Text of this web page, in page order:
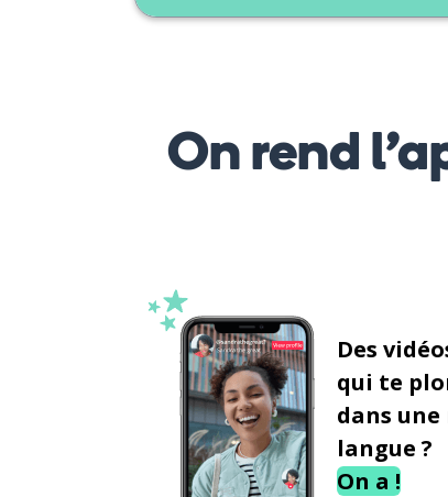
On rend
Des
qui te
dans
langue ?
On a !